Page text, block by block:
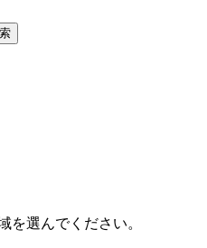
を選んでください。